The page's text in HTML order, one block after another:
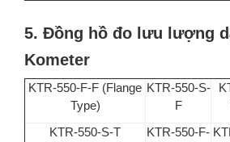
5. Đồng hồ đo lưu lượng
Kometer
KTR-550-F-F (Flange
Type)
KTR-550-S-
F
KTR-550-S-T
KTR-550-F-